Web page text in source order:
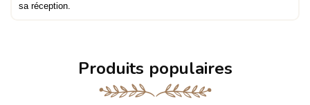
sa réception.
Produits populaires